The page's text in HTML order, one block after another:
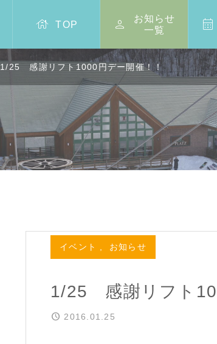
 TOP 
お知らせ
一覧

1/25 感謝リフト1000円デー開催！！
イベント お知らせ
1/25 感謝リフト
2016.01.25